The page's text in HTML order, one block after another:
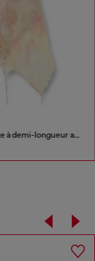
Robe nuisette à demi-longueur avec imprimé fleuri et bordure en dentelle